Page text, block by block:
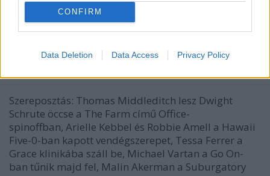
CONFIRM
Data Deletion Data Access Privacy Policy
A LucasFilm ugyanis…
Hírek kávé mellé
Szereposztás: Thomas Middleditch lesz Dwight
Schrute öccse a The Farm című Office-
spinoffban, Arielle Kebbel és Robbie Amell a Hawaii
Five-0-ban kapott vendégszerepet, Tessa Ferrer a
Grace klinikába száll be, Michael Vartan a Go On-
ban tűnik majd fel, Malin Akerman a Suburgatory